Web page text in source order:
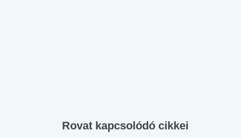
Rovat kapcsolódó cikkei